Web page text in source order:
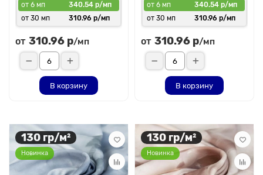
от 6 мп
340.54 р/мп
от 30 мп
310.96 р/мп
от 310.96 р/мп
В корзину
от 6 мп
340.54 р/мп
от 30 мп
310.96 р/мп
от 310.96 р/мп
В корзину
130 гр/м²
Новинка
130 гр/м²
Новинка